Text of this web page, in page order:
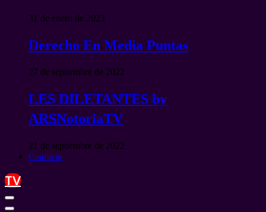
31 de enero de 2023
Derecho En Media Puntas
27 de septiembre de 2022
LES DILETANTES by
ARSNotoriaTV
21 de septiembre de 2022
Contacto
TV